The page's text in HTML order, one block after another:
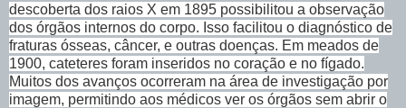
descoberta dos raios X em 1895 possibilitou a observação
dos órgãos internos do corpo. Isso facilitou o diagnóstico de
fraturas ósseas, câncer, e outras doenças. Em meados de
1900, cateteres foram inseridos no coração e no fígado.
Muitos dos avanços ocorreram na área de investigação por
imagem, permitindo aos médicos ver os órgãos sem abrir o